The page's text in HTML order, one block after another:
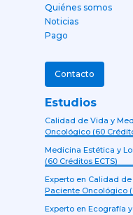
Quiénes somos
Noticias
Pago
Contacto
Estudios
Calidad de Vida y
Oncológico (60
Medicina Estética y
(60 Créditos ECTS)
Experto en Calidad
Paciente Oncológico
Experto en Ecografía